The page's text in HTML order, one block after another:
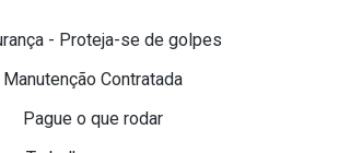
- Proteja-se de golpes
Manutenção Contratada
Pague o que rodar